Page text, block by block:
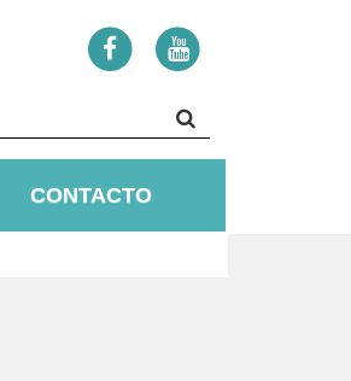
CONTACTO